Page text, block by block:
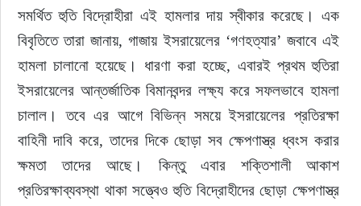
সমর্থিত হুতি বিদ্রোহীরা এই হামলার দায় স্বীকার করেছে। এক
বিবৃতিতে তারা জানায়, গাজায় ইসরায়েলের ‘গণহত্যার’ জবাবে এই
হামলা চালানো হয়েছে। ধারণা করা হচ্ছে, এবারই প্রথম হুতিরা
ইসরায়েলের আন্তর্জাতিক বিমানবন্দর লক্ষ্য করে সফলভাবে হামলা
চালাল। তবে এর আগে বিভিন্ন সময়ে ইসরায়েলের প্রতিরক্ষা
বাহিনী দাবি করে, তাদের দিকে ছোড়া সব ক্ষেপণাস্ত্র ধ্বংস করার
ক্ষমতা তাদের আছে। কিন্তু এবার শক্তিশালী আকাশ
প্রতিরক্ষাব্যবস্থা থাকা সত্ত্বেও হুতি বিদ্রোহীদের ছোড়া ক্ষেপণাস্ত্র